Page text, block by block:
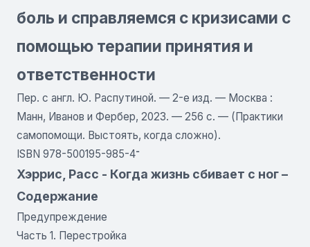
боль и справляемся с кризисами с
помощью терапии принятия и
ответственности
Пер. с англ. Ю. Распутиной. — 2-е изд. — Москва :
Манн, Иванов и Фербер, 2023. — 256 с. — (Практики
самопомощи. Выстоять, когда сложно).
ISBN 978-500195-985-4־
Хэррис, Расс - Когда жизнь сбивает с ног –
Содержание
Предупреждение
Часть 1. Перестройка